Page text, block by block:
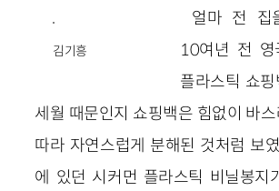
김기흥
얼마 전 집
10여년 전 영
플라스틱 쇼
세월 때문인지 쇼핑백은 힘없이 바스
따라 자연스럽게 분해된 것처럼 보
에 있던 시커먼 플라스틱 비닐봉지